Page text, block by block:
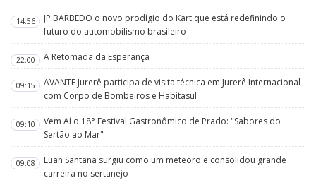
14:56
JP BARBEDO o novo prodígio do Kart que está redefinindo o
futuro do automobilismo brasileiro
22:00 A Retomada da Esperança
09:15
AVANTE Jurerê participa de visita técnica em Jurerê Internacional
com Corpo de Bombeiros e Habitasul
09:10
Vem Aí o 18° Festival Gastronômico de Prado: "Sabores do
Sertão ao Mar"
09:08
Luan Santana surgiu como um meteoro e consolidou grande
carreira no sertanejo